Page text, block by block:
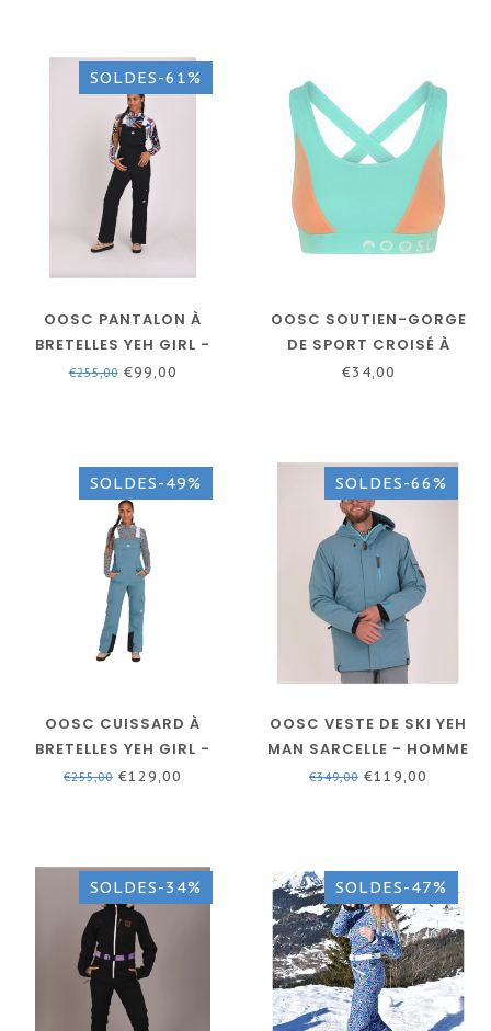
SOLDES-61%
OOSC PANTALON À
BRETELLES YEH GIRL -
NOIR - FEMME
€255,00€99,00
OOSC SOUTIEN-GORGE
DE SPORT CROISÉ À
MAINTIEN MOYEN VERT
€34,00
SOLDES-49%
OOSC CUISSARD À
BRETELLES YEH GIRL -
SARCELLE - FEMME
€255,00 €129,00
SOLDES-66%
OOSC VESTE DE SKI YEH
MAN SARCELLE - HOMME
€349,00 €119,00
SOLDES-34% SOLDES-47%